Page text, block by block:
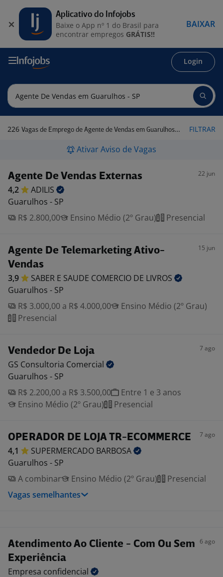
Login
226 Vagas de Emprego de Agente de Vendas em Guarulhos - SP FILTRAR
Ativar Aviso de Vagas
Agente De Vendas Externas 22 jun
4,2
ADILIS
Guarulhos - SP
R$ 2.800,00
Ensino Médio (2º Grau) Presencial
Agente De Telemarketing Ativo-
Vendas
15 jun
3,9 SABER E SAUDE COMERCIO DE LIVROS
Guarulhos - SP
R$ 3.000,00 a R$ 4.000,00
Ensino Médio (2º Grau)
Presencial
Vendedor De Loja 7 ago
GS Consultoria Comercial
Guarulhos - SP
R$ 2.200,00 a R$ 3.500,00
Entre 1 e 3 anos
Ensino Médio (2º Grau)
Presencial
OPERADOR DE LOJA TR-ECOMMERCE 7 ago
4,1 SUPERMERCADO BARBOSA
Guarulhos - SP
A combinar
Ensino Médio (2º Grau)
Presencial
Vagas semelhantes
Atendimento Ao Cliente - Com Ou Sem
Experiência
6 ago
Empresa confidencial
Aplicativo do Infojobs
Baixe o App nº 1 do Brasil para
encontrar empregos GRÁTIS!!
BAIXAR